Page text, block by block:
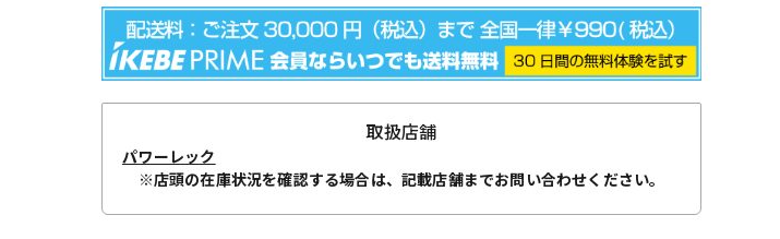
取扱店舗
パワーレック
※店頭の在庫状況を確認する場合は、記載店舗までお問い合わせください。